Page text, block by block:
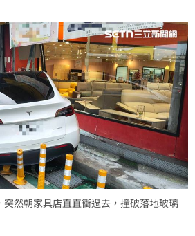
然朝家具店直直衝過去，撞破落地玻璃